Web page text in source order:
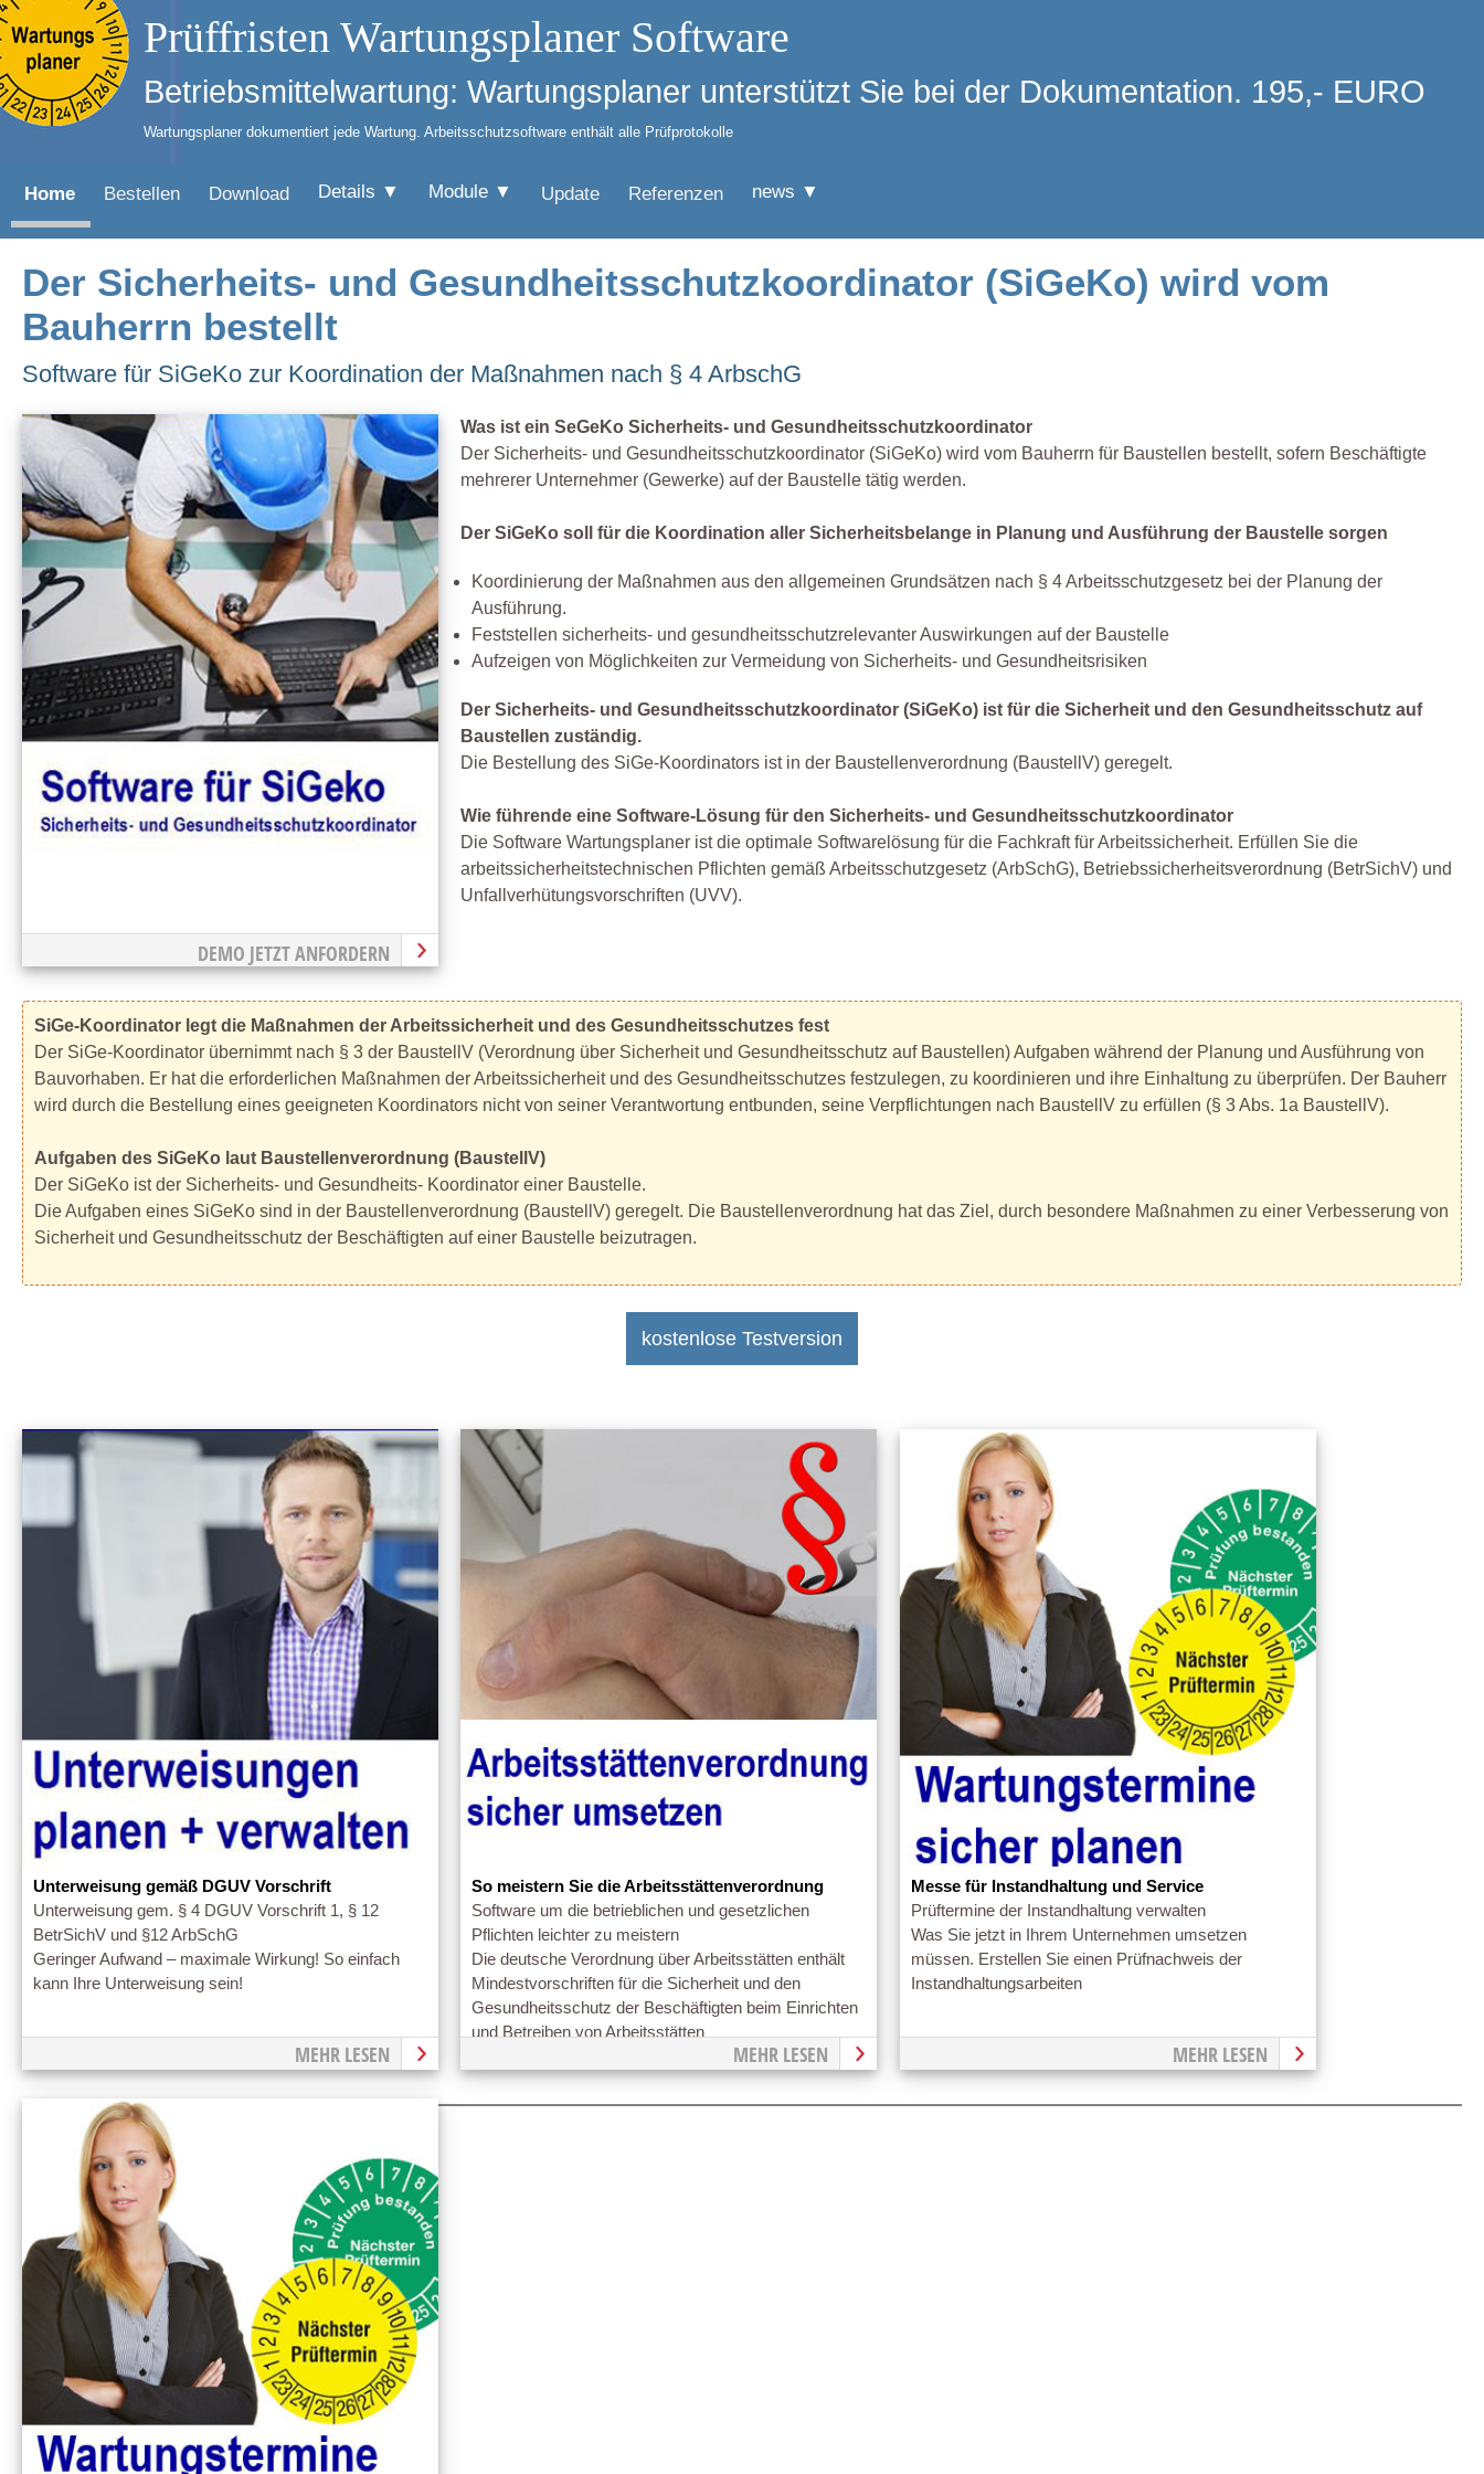
Prüffristen Wartungsplaner Software
Betriebsmittelwartung: Wartungsplaner unterstützt Sie bei der Dokumentation. 195,- EURO
Wartungsplaner dokumentiert jede Wartung. Arbeitsschutzsoftware enthält alle Prüfprotokolle
Home Bestellen Download Details ▼ Module ▼ Update Referenzen news ▼
Der Sicherheits- und Gesundheitsschutzkoordinator (SiGeKo) wird vom
Bauherrn bestellt
Software für SiGeKo zur Koordination der Maßnahmen nach § 4 ArbschG
DEMO JETZT ANFORDERN
Was ist ein SeGeKo Sicherheits- und Gesundheitsschutzkoordinator
Der Sicherheits- und Gesundheitsschutzkoordinator (SiGeKo) wird vom Bauherrn für Baustellen bestellt, sofern Beschäftigte
mehrerer Unternehmer (Gewerke) auf der Baustelle tätig werden.
Der SiGeKo soll für die Koordination aller Sicherheitsbelange in Planung und Ausführung der Baustelle sorgen
Koordinierung der Maßnahmen aus den allgemeinen Grundsätzen nach § 4 Arbeitsschutzgesetz bei der Planung der
Ausführung.
Feststellen sicherheits- und gesundheitsschutzrelevanter Auswirkungen auf der Baustelle
Aufzeigen von Möglichkeiten zur Vermeidung von Sicherheits- und Gesundheitsrisiken
Der Sicherheits- und Gesundheitsschutz­koordinator (SiGeKo) ist für die Sicherheit und den Gesundheitsschutz auf
Baustellen zuständig.
Die Bestellung des SiGe-Koordinators ist in der Baustellenverordnung (BaustellV) geregelt.
Wie führende eine Software-Lösung für den Sicherheits- und Gesundheitsschutzkoordinator
Die Software Wartungsplaner ist die optimale Softwarelösung für die Fachkraft für Arbeitssicherheit. Erfüllen Sie die
arbeitssicherheitstechnischen Pflichten gemäß Arbeitsschutzgesetz (ArbSchG), Betriebssicherheitsverordnung (BetrSichV) und
Unfallverhütungsvorschriften (UVV).
SiGe-Koordinator legt die Maßnahmen der Arbeitssicherheit und des Gesundheitsschutzes fest
Der SiGe-Koordinator übernimmt nach § 3 der BaustellV (Verordnung über Sicherheit und Gesundheitsschutz auf Baustellen) Aufgaben während der Planung und Ausführung von
Bauvorhaben. Er hat die erforderlichen Maßnahmen der Arbeitssicherheit und des Gesundheitsschutzes festzulegen, zu koordinieren und ihre Einhaltung zu überprüfen. Der Bauherr
wird durch die Bestellung eines geeigneten Koordinators nicht von seiner Verantwortung entbunden, seine Verpflichtungen nach BaustellV zu erfüllen (§ 3 Abs. 1a BaustellV).
Aufgaben des SiGeKo laut Baustellenverordnung (BaustellV)
Der SiGeKo ist der Sicherheits- und Gesundheits- Koordinator einer Baustelle.
Die Aufgaben eines SiGeKo sind in der Baustellenverordnung (BaustellV) geregelt. Die Baustellenverordnung hat das Ziel, durch besondere Maßnahmen zu einer Verbesserung von
Sicherheit und Gesundheitsschutz der Beschäftigten auf einer Baustelle beizutragen.
kostenlose Testversion
Unterweisung gemäß DGUV Vorschrift
Unterweisung gem. § 4 DGUV Vorschrift 1, § 12
BetrSichV und §12 ArbSchG
Geringer Aufwand – maximale Wirkung! So einfach
kann Ihre Unterweisung sein!
MEHR LESEN
So meistern Sie die Arbeitsstättenverordnung
Software um die betrieblichen und gesetzlichen
Pflichten leichter zu meistern
Die deutsche Verordnung über Arbeitsstätten enthält
Mindestvorschriften für die Sicherheit und den
Gesundheitsschutz der Beschäftigten beim Einrichten
und Betreiben von Arbeitsstätten
MEHR LESEN
Messe für Instandhaltung und Service
Prüftermine der Instandhaltung verwalten
Was Sie jetzt in Ihrem Unternehmen umsetzen
müssen. Erstellen Sie einen Prüfnachweis der
Instandhaltungsarbeiten
MEHR LESEN